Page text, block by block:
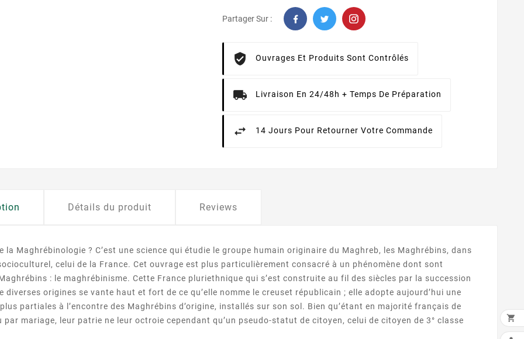
Partager Sur :
Ouvrages Et Produits Sont Contrôlés
Livraison En 24/48h + Temps De Préparation
14 Jours Pour Retourner Votre Commande
Détails du produit Reviews
la Maghrébinologie ? C’est une science qui étudie le groupe humain originaire du Maghreb, les Maghrébins, dans
celui de la France. Cet ouvrage est plus particulièrement consacré à un phénomène dont sont
: le maghrébinisme. Cette France pluriethnique qui s’est construite au fil des siècles par la succession
diverses origines se vante haut et fort de ce qu’elle nomme le creuset républicain ; elle adopte aujourd’hui une
partiales à l’encontre des Maghrébins d’origine, installés sur son sol. Bien qu’étant en majorité français de
par mariage, leur patrie ne leur octroie cependant qu’un pseudo-statut de citoyen, celui de citoyen de 3° classe
